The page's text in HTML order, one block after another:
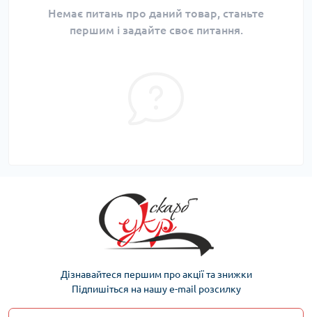
Немає питань про даний товар, станьте
першим і задайте своє питання.
Дізнавайтеся першим про акції та знижки
Підпишіться на нашу e-mail розсилку